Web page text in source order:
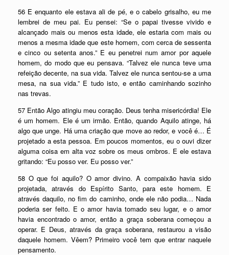
56 E enquanto ele estava ali de pé, e o cabelo grisalho, eu me
lembrei de meu pai. Eu pensei: “Se o papai tivesse vivido e
alcançado mais ou menos esta idade, ele estaria com mais ou
menos a mesma idade que este homem, com cerca de sessenta
e cinco ou setenta anos.” E eu penetrei num amor por aquele
homem, do modo que eu pensava. “Talvez ele nunca teve uma
refeição decente, na sua vida. Talvez ele nunca sentou-se a uma
mesa, na sua vida.” E tudo isto, e então caminhando sozinho
nas trevas.
57 Então Algo atingiu meu coração. Deus tenha misericórdia! Ele
é um homem. Ele é um irmão. Então, quando Aquilo atinge, há
algo que unge. Há uma criação que move ao redor, e você é… É
projetado a esta pessoa. Em poucos momentos, eu o ouvi dizer
alguma coisa em alta voz sobre os meus ombros. E ele estava
gritando: “Eu posso ver. Eu posso ver.”
58 O que foi aquilo? O amor divino. A compaixão havia sido
projetada, através do Espírito Santo, para este homem. E
através daquilo, no fim do caminho, onde ele não podia… Nada
poderia ser feito. E o amor havia tomado seu lugar, e o amor
havia encontrado o amor, então a graça soberana começou a
operar. E Deus, através da graça soberana, restaurou a visão
daquele homem. Vêem? Primeiro você tem que entrar naquele
pensamento.